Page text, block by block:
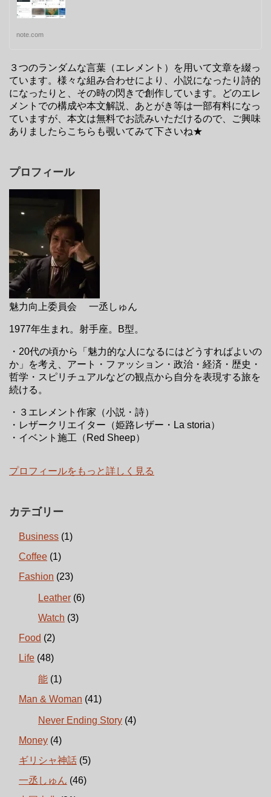
note.com
３つのランダムな言葉（エレメント）を用いて文章を綴っ
ています。様々な組み合わせにより、小説になったり詩的
になったりと、その時の閃きで創作しています。どのエレ
メントでの構成や本文解説、あとがき等は一部有料になっ
ていますが、本文は無料でお読みいただけるので、ご興味
ありましたらこちらも覗いてみて下さいね★
プロフィール
魅力向上委員会 一丞しゅん
1977年生まれ。射手座。B型。
・20代の頃から「魅力的な人になるにはどうすればよいの
か」を考え、アート・ファッション・政治・経済・歴史・
哲学・スピリチュアルなどの観点から自分を表現する旅を
続ける。
・３エレメント作家（小説・詩）
・レザークリエイター（姫路レザー・La storia）
・イベント施工（Red Sheep）
プロフィールをもっと詳しく見る
カテゴリー
Business (1)
Coffee (1)
Fashion (23)
Leather (6)
Watch (3)
Food (2)
Life (48)
能 (1)
Man & Woman (41)
Never Ending Story (4)
Money (4)
ギリシャ神話 (5)
一丞しゅん (46)